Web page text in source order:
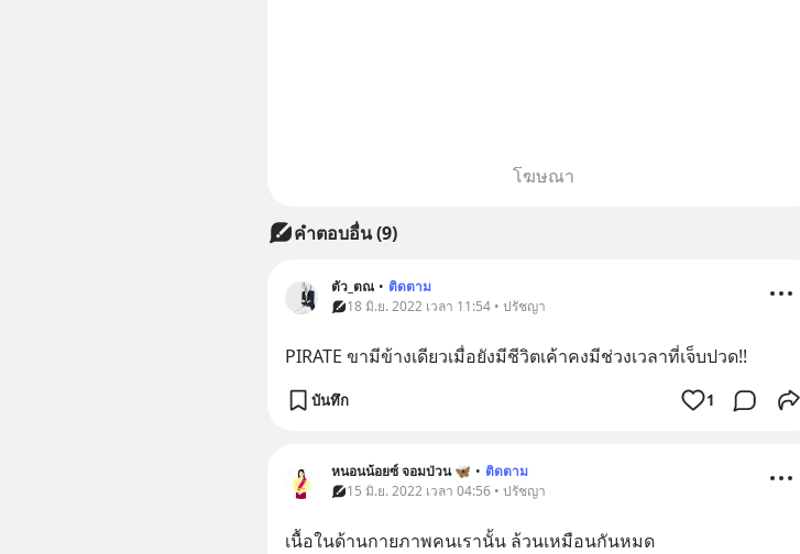
โฆษณา
คำตอบอื่น(9)
ตัว_ตณ • ติดตาม
18 มิ.ย. 2022 เวลา 11:54 • ปรัชญา
PIRATE ขามีข้างเดียวเมื่อยังมีชีวิตเค้าคงมีช่วงเวลาที่เจ็บปวด!!
บันทึก 1
หนอนน้อยซ์ จอมป่วน 🦋 • ติดตาม
15 มิ.ย. 2022 เวลา 04:56 • ปรัชญา
เนื้อในด้านกายภาพคนเรานั้น ล้วนเหมือนกันหมด